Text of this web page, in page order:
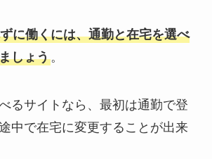
に働くには、通勤と在宅を選べ
しょう。
るサイトなら、最初は通勤で登
中で在宅に変更することが出来